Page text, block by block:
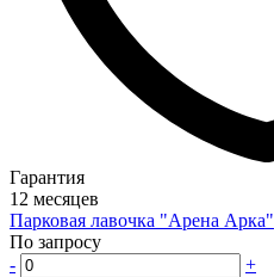
Гарантия
12 месяцев
Парковая лавочка "Арена Арка"
По запросу
-
+